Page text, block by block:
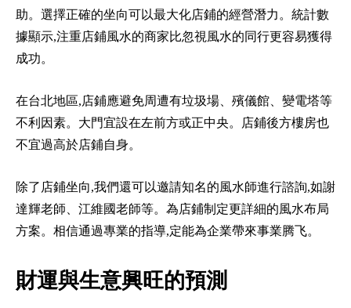
助。選擇正確的坐向可以最大化店鋪的經營潛力。統計數
據顯示,注重店鋪風水的商家比忽視風水的同行更容易獲得
成功。
在台北地區,店鋪應避免周遭有垃圾場、殯儀館、變電塔等
不利因素。大門宜設在左前方或正中央。店鋪後方樓房也
不宜過高於店鋪自身。
除了店鋪坐向,我們還可以邀請知名的風水師進行諮詢,如謝
達輝老師、江維國老師等。為店鋪制定更詳細的風水布局
方案。相信通過專業的指導,定能為企業帶來事業腾飞。
財運與生意興旺的預測